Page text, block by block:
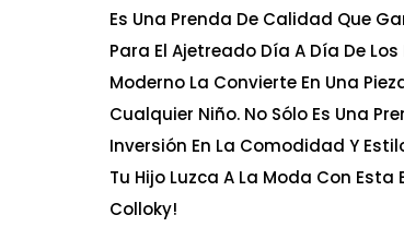
Es Una Prenda De Calidad Que
Para El Ajetreado Día A Día De
Moderno La Convierte En Una
Cualquier Niño. No Sólo Es Una
Inversión En La Comodidad Y
Tu Hijo Luzca A La Moda Con
Colloky!